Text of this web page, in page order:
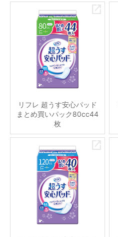
リフレ 超うす安心パッド
まとめ買いパック80cc44
枚